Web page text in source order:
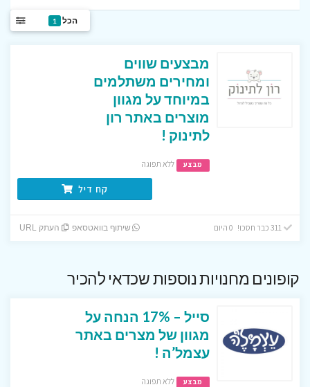
הכל 1
מבצעים שווים
ומחירים משתלמים
במיוחד על מגוון
מוצרים באתר רון
לתינוק !
מבצע ללא תפוגה
קח דיל
שיתוף בוואטסאפ העתק URL
קופונים מחנויות נוספות שכדאי להכיר
סייל – 17% הנחה על
מגוון של מצרים באתר
עצמל’ה !
מבצע ללא תפוגה